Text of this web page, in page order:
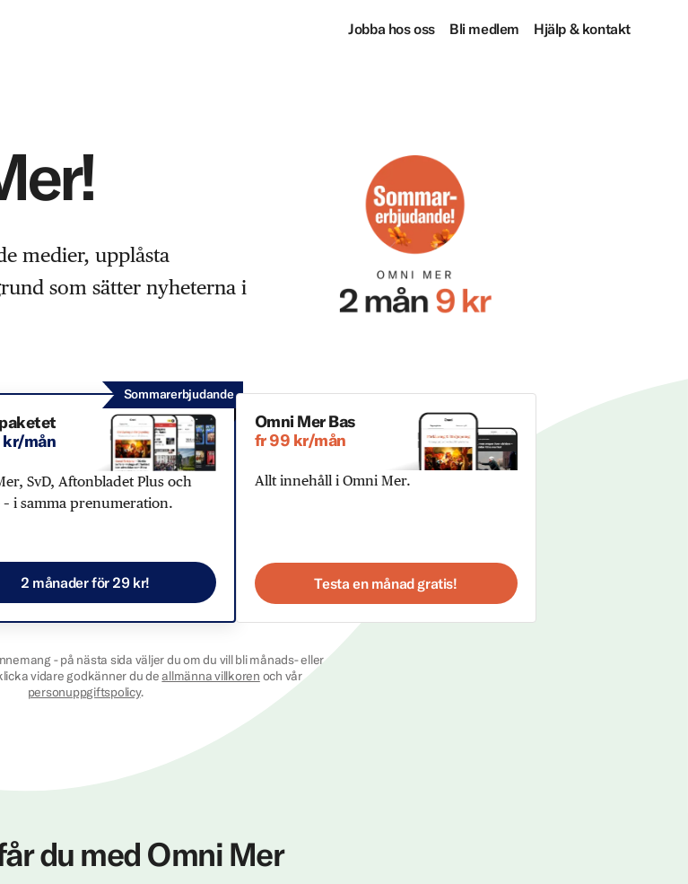
Jobba hos oss Bli medlem Hjälp & kontakt
medier, upplåsta
som sätter nyheterna i
Sommarerbjudande
mån
SvD, Aftonbladet Plus och
– i samma prenumeration.
2 månader för 29 kr!
Omni Mer Bas
fr 99 kr/mån
Allt innehåll i Omni Mer.
Testa en månad gratis!
- på nästa sida väljer du om du vill bli månads- eller
vidare godkänner du deallmänna villkoren och vår
personuppgiftspolicy.
du med Omni Mer